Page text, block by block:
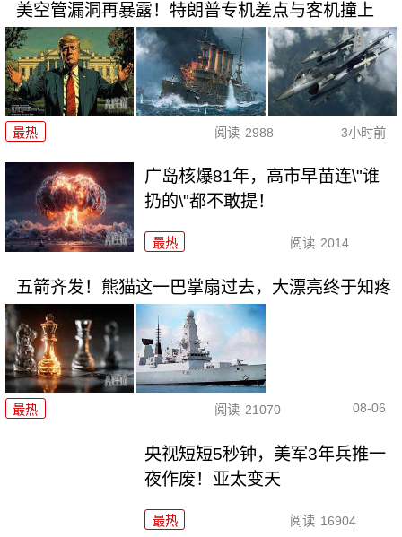
美空管漏洞再暴露！特朗普专机差点与客机撞上
最热 阅读 2988 3小时前
广岛核爆81年，高市早苗连\"谁
扔的\"都不敢提！
最热 阅读 2014
五箭齐发！熊猫这一巴掌扇过去，大漂亮终于知疼
最热 阅读 21070 08-06
央视短短5秒钟，美军3年兵推一
夜作废！亚太变天
最热 阅读 16904